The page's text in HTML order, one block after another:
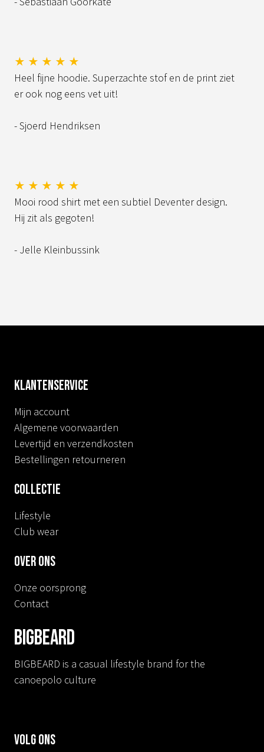
★ ★ ★ ★ ★
Heel fijne hoodie. Superzachte stof en de print ziet
er ook nog eens vet uit!
- Sjoerd Hendriksen
★ ★ ★ ★ ★
Mooi rood shirt met een subtiel Deventer design.
Hij zit als gegoten!
- Jelle Kleinbussink
Klantenservice
Mijn account
Algemene voorwaarden
Levertijd en verzendkosten
Bestellingen retourneren
Collectie
Lifestyle
Club wear
Over ons
Onze oorsprong
Contact
BIGBEARD
BIGBEARD is a casual lifestyle brand for the
canoepolo culture
Volg ons